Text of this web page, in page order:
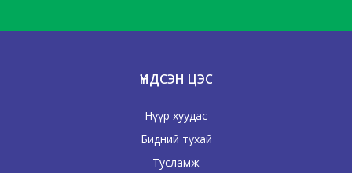
ҮНДСЭН ЦЭС
Нүүр хуудас
Бидний тухай
Тусламж